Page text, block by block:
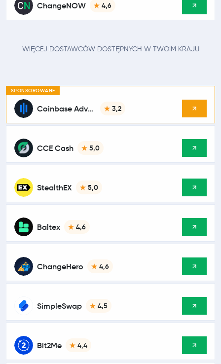
ChangeNOW 4,6
WIĘCEJ DOSTAWCÓW DOSTĘPNYCH W TWOIM KRAJU
SPONSOROWANE
Coinbase Advanced 3,2
CCE Cash 5,0
StealthEX 5,0
Baltex 4,6
ChangeHero 4,6
SimpleSwap 4,5
Bit2Me 4,4